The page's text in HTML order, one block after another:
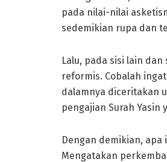
pada nilai-nilai
sedemikian rupa dan
Lalu, pada sisi lain
reformis. Cobalah
dalamnya diceritakan
pengajian Surah
Dengan demikian,
Mengatakan